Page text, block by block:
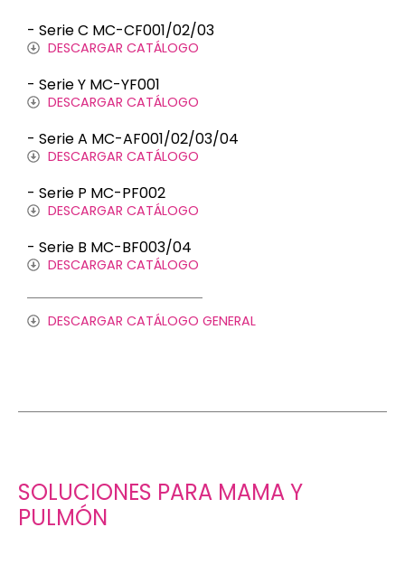
- Serie C MC-CF001/02/03
DESCARGAR CATÁLOGO
- Serie Y MC-YF001
DESCARGAR CATÁLOGO
- Serie A MC-AF001/02/03/04
DESCARGAR CATÁLOGO
- Serie P MC-PF002
DESCARGAR CATÁLOGO
- Serie B MC-BF003/04
DESCARGAR CATÁLOGO
DESCARGAR CATÁLOGO GENERAL
SOLUCIONES PARA MAMA Y
PULMÓN